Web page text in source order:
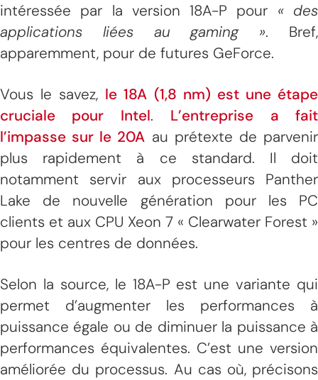
intéressée par la version 18A-P pour « des
applications liées au gaming ». Bref,
apparemment, pour de futures GeForce.
Vous le savez, le 18A (1,8 nm) est une étape
cruciale pour Intel. L’entreprise a fait
l’impasse sur le 20A au prétexte de parvenir
plus rapidement à ce standard. Il doit
notamment servir aux processeurs Panther
Lake de nouvelle génération pour les PC
clients et aux CPU Xeon 7 « Clearwater Forest »
pour les centres de données.
Selon la source, le 18A-P est une variante qui
permet d’augmenter les performances à
puissance égale ou de diminuer la puissance à
performances équivalentes. C’est une version
améliorée du processus. Au cas où, précisons